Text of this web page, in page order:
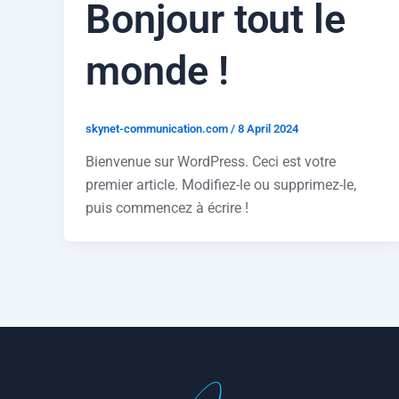
Bonjour tout le
monde !
skynet-communication.com / 8 April 2024
Bienvenue sur WordPress. Ceci est votre
premier article. Modifiez-le ou supprimez-le,
puis commencez à écrire !